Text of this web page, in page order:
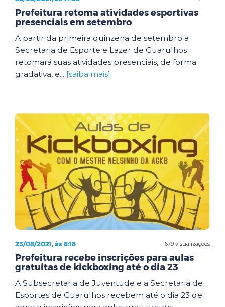
Prefeitura retoma atividades esportivas
presenciais em setembro
A partir da primeira quinzena de setembro a
Secretaria de Esporte e Lazer de Guarulhos
retomará suas atividades presenciais, de forma
gradativa, e... [saiba mais]
679 visualizações
23/08/2021, às 8:18
Prefeitura recebe inscrições para aulas
gratuitas de kickboxing até o dia 23
A Subsecretaria de Juventude e a Secretaria de
Esportes de Guarulhos recebem até o dia 23 de